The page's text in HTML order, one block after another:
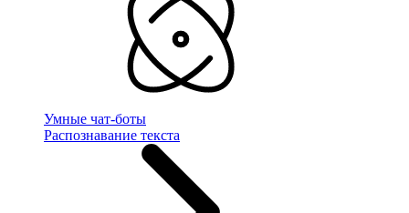
Умные чат-боты
Распознавание текста